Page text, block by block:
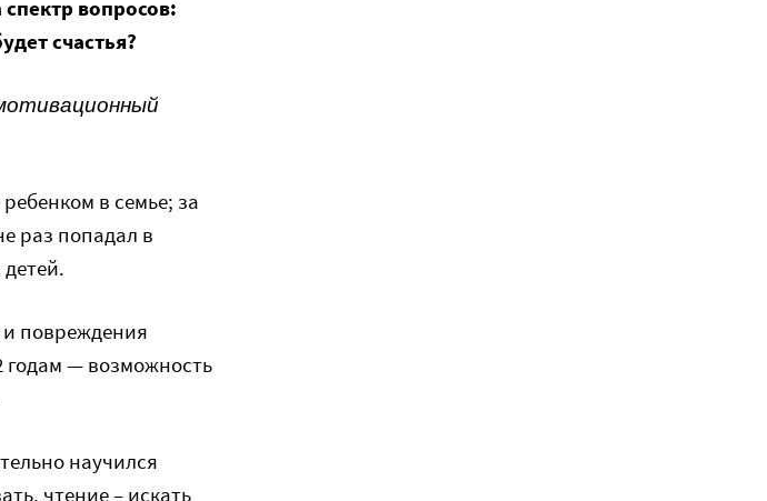
вопросов:
счастья?
в семье; за
раз попадал в
и повреждения
годам — возможность
научился
чтение – искать